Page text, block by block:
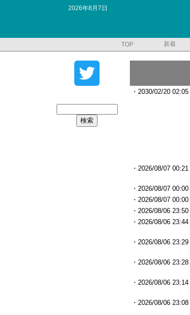
2026年8月7日
TOP 新着
・2030/02/20 02:05
・2026/08/07 00:21
・2026/08/07 00:00
・2026/08/07 00:00
・2026/08/06 23:50
・2026/08/06 23:44
・2026/08/06 23:29
・2026/08/06 23:28
・2026/08/06 23:14
・2026/08/06 23:08